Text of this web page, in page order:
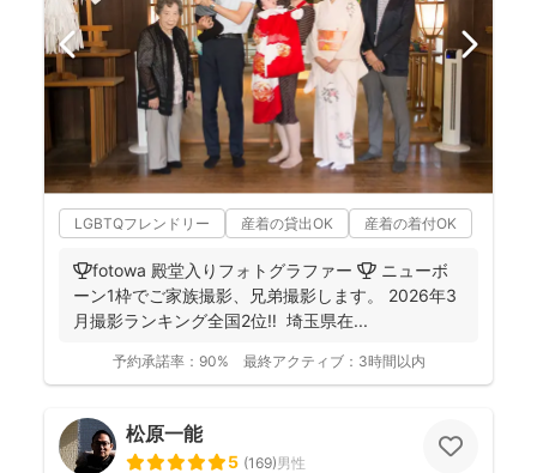
LGBTQフレンドリー 産着の貸出OK 産着の着付OK
🏆fotowa 殿堂入りフォトグラファー 🏆 ニューボ
ーン1枠でご家族撮影、兄弟撮影します。 2026年3
月撮影ランキング全国2位‼️ 埼玉県在...
予約承諾率： 90% 最終アクティブ： 3時間以内
松原一能
5 (169)男性